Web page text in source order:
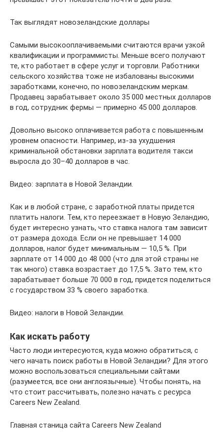
Так выглядят новозеландские доллары
Самыми высокооплачиваемыми считаются врачи узкой
квалификации и программисты. Меньше всего получают
те, кто работает в сфере услуг и торговли. Работники
сельского хозяйства тоже не избалованы высокими
заработками, конечно, по новозеландским меркам.
Продавец зарабатывает около 35 000 местных долларов
в год, сотрудник фермы — примерно 45 000 долларов.
Довольно высоко оплачивается работа с повышенным
уровнем опасности. Например, из-за ухудшения
криминальной обстановки зарплата водителя такси
выросла до 30–40 долларов в час.
Видео: зарплата в Новой Зеландии.
Как и в любой стране, с заработной платы придется
платить налоги. Тем, кто переезжает в Новую Зеландию,
будет интересно узнать, что ставка налога там зависит
от размера дохода. Если он не превышает 14 000
долларов, налог будет минимальным — 10,5 %. При
зарплате от 14 000 до 48 000 (что для этой страны не
так много) ставка возрастает до 17,5 %. Зато тем, кто
зарабатывает больше 70 000 в год, придется поделиться
с государством 33 % своего заработка.
Видео: налоги в Новой Зеландии.
Как искать работу
Часто люди интересуются, куда можно обратиться, с
чего начать поиск работы в Новой Зеландии? Для этого
можно воспользоваться специальными сайтами
(разумеется, все они англоязычные). Чтобы понять, на
что стоит рассчитывать, полезно начать с ресурса
Careers New Zealand.
Главная станица сайта Careers New Zealand